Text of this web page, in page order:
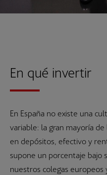
En qué invertir
En España no existe una
variable: la gran mayoría
en depósitos, efectivo y
supone un porcentaje bajo
nuestros colegas